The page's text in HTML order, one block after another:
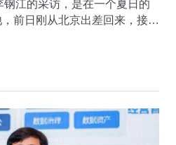
江的采访，是在一个夏日的
前日刚从北京出差回来，接受